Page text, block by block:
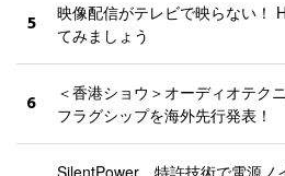
5
映像配信がテレビで映らない！
てみましょう
6
＜香港ショウ＞オーディオテク
フラグシップを海外先行発表！